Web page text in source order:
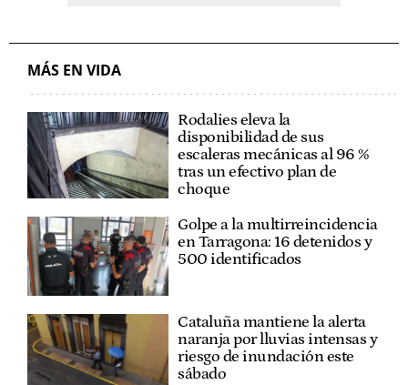
MÁS EN VIDA
Rodalies eleva la
disponibilidad de sus
escaleras mecánicas al 96 %
tras un efectivo plan de
choque
Golpe a la multirreincidencia
en Tarragona: 16 detenidos y
500 identificados
Cataluña mantiene la alerta
naranja por lluvias intensas y
riesgo de inundación este
sábado